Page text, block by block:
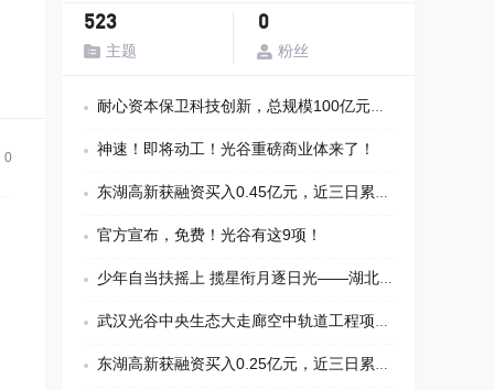
0
523
主题
0
粉丝
耐心资本保卫科技创新，总规模100亿元！光谷中金基金暨武汉新城科创母基金
神速！即将动工！光谷重磅商业体来了！
东湖高新获融资买入0.45亿元，近三日累计买入0.89亿元
官方宣布，免费！光谷有这9项！
少年自当扶摇上 揽星衔月逐日光——湖北法院系统首届“青衿”博士论坛落子
武汉光谷中央生态大走廊空中轨道工程项目喜获殊荣
东湖高新获融资买入0.25亿元，近三日累计买入0.81亿元